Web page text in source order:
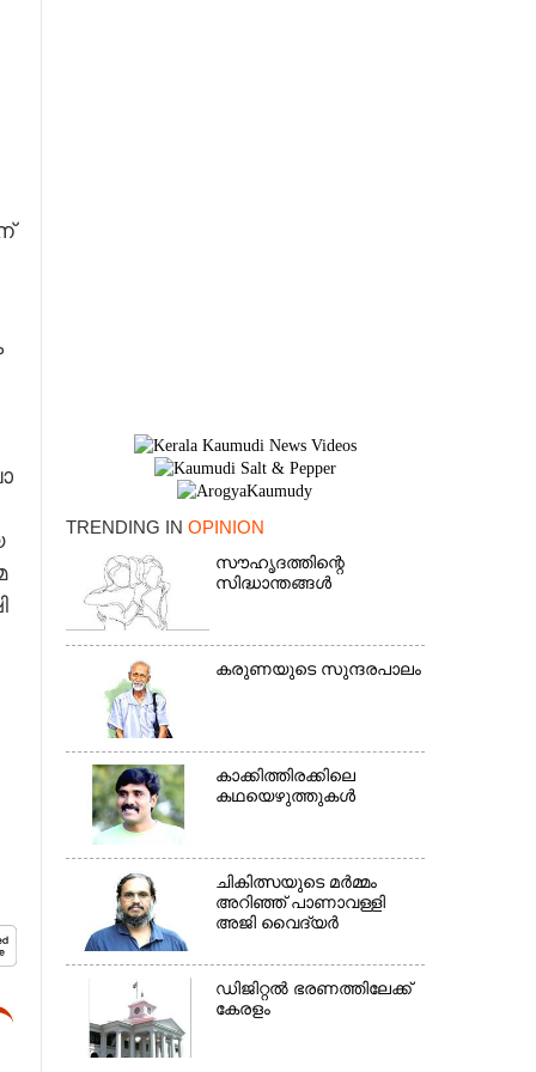
TRENDING IN OPINION
സൗഹൃദത്തിന്റെ
സിദ്ധാന്തങ്ങൾ
കരുണയുടെ സുന്ദരപാലം
കാക്കിത്തിരക്കിലെ
കഥയെഴുത്തുകൾ
ചികിത്സയുടെ മർമ്മം
അറിഞ്ഞ് പാണാവള്ളി
അജി വൈദ്യർ
ഡിജിറ്റൽ ഭരണത്തിലേക്ക്
കേരളം
×